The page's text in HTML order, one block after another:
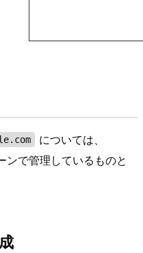
については、
ンで管理しているものと